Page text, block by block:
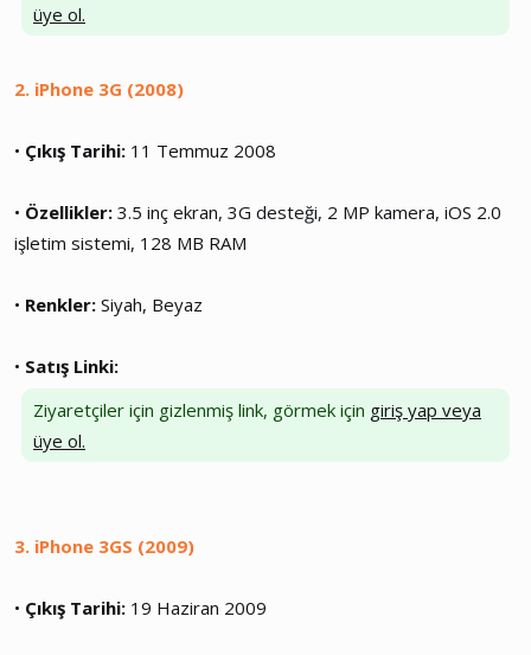
üye ol.
2. iPhone 3G (2008)
• Çıkış Tarihi: 11 Temmuz 2008
• Özellikler: 3.5 inç ekran, 3G desteği, 2 MP kamera, iOS 2.0
işletim sistemi, 128 MB RAM
• Renkler: Siyah, Beyaz
• Satış Linki:
Ziyaretçiler için gizlenmiş link, görmek için giriş yap veya
üye ol.
3. iPhone 3GS (2009)
• Çıkış Tarihi: 19 Haziran 2009